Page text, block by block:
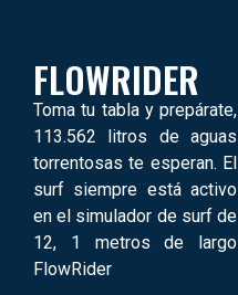
FLOWRIDER
Toma tu tabla y prepárate,
113.562 litros de aguas
torrentosas te esperan. El
surf siempre está activo
en el simulador de surf de
12, 1 metros de largo
FlowRider